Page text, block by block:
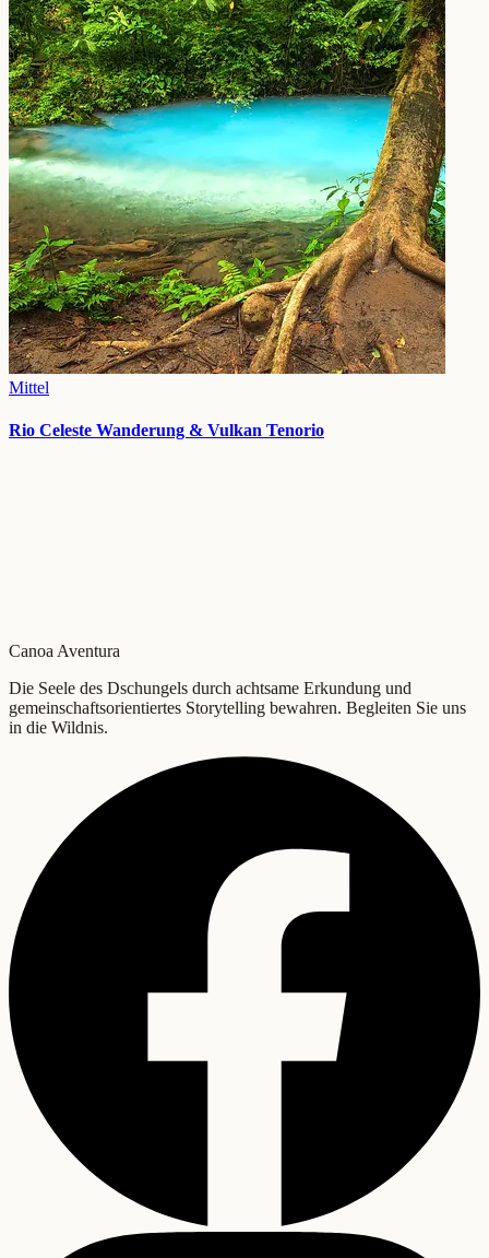
Mittel
Rio Celeste Wanderung & Vulkan Tenorio
Canoa Aventura
Die Seele des Dschungels durch achtsame Erkundung und
gemeinschaftsorientiertes Storytelling bewahren. Begleiten Sie uns
in die Wildnis.